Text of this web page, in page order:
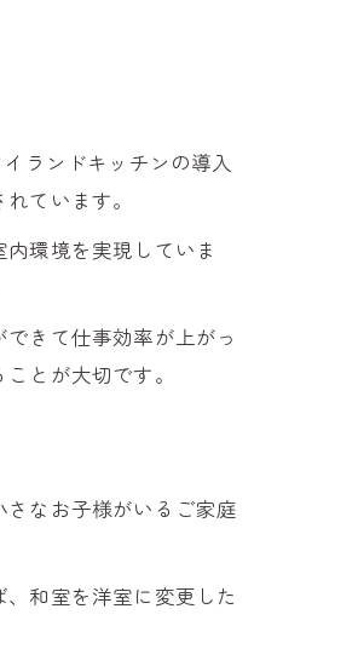
ランドキッチンの導入
ています。
環境を実現していま
きて仕事効率が上がっ
とが大切です。
なお子様がいるご家庭
和室を洋室に変更した